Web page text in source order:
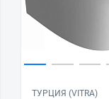
ТУРЦИЯ (VITRA)